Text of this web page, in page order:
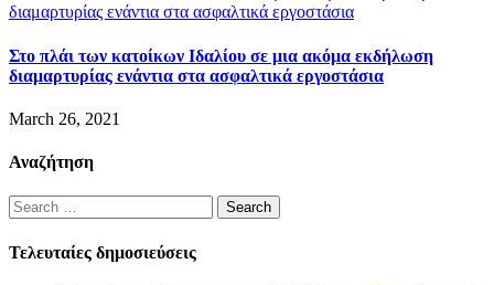
Στο πλάι των κατοίκων Ιδαλίου σε μια ακόμα εκδήλωση
διαμαρτυρίας ενάντια στα ασφαλτικά εργοστάσια
March 26, 2021
Αναζήτηση
Search
for:
Τελευταίες δημοσιεύσεις